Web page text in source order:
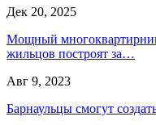
Дек 20, 2025
Мощный
жильцов построят за…
Авг 9, 2023
Барнаульцы смогут